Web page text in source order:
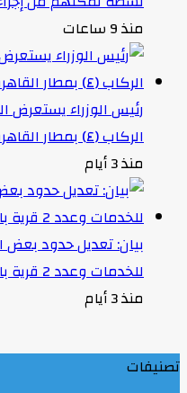
منذ 9 ساعات
رئيس الوزراء
الركاب (٤) بمطار القاهرة الدولي
منذ 3 أيام
بيان: تعديل حدود بعض
للخدمات وعدد 2 قرية بالظهير الصحراوي
منذ 3 أيام
تصنيفات